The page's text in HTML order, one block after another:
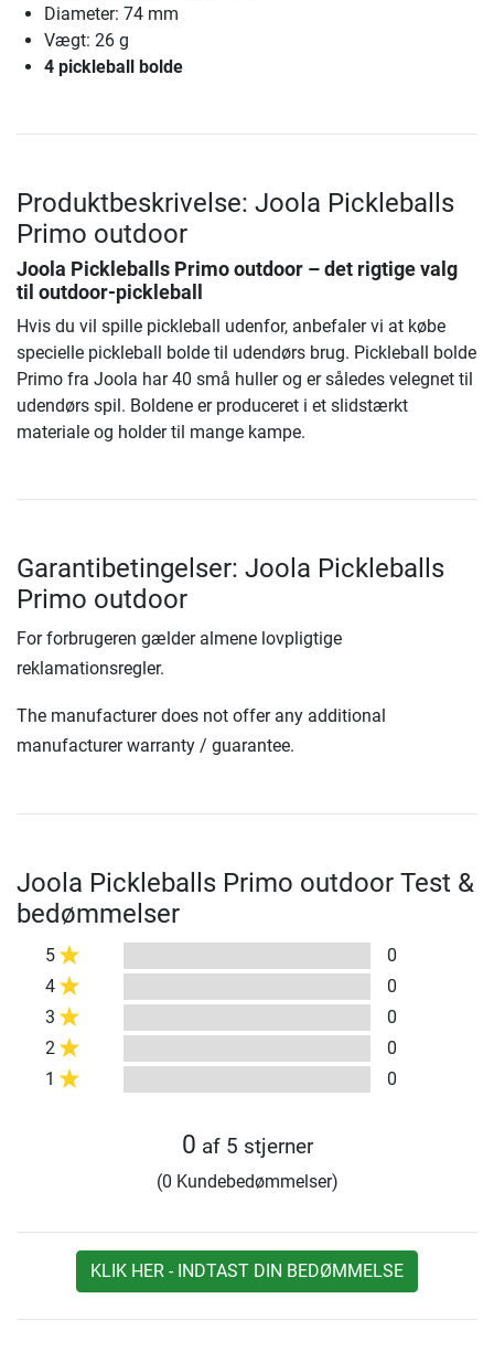
Diameter: 74 mm
Vægt: 26 g
4 pickleball bolde
Produktbeskrivelse: Joola Pickleballs
Primo outdoor
Joola Pickleballs Primo outdoor – det rigtige valg
til outdoor-pickleball
Hvis du vil spille pickleball udenfor, anbefaler vi at købe
specielle pickleball bolde til udendørs brug. Pickleball bolde
Primo fra Joola har 40 små huller og er således velegnet til
udendørs spil. Boldene er produceret i et slidstærkt
materiale og holder til mange kampe.
Garantibetingelser: Joola Pickleballs
Primo outdoor
For forbrugeren gælder almene lovpligtige
reklamationsregler.
The manufacturer does not offer any additional
manufacturer warranty / guarantee.
Joola Pickleballs Primo outdoor Test &
bedømmelser
5
0
4
0
3
0
2
0
1
0
0 af 5 stjerner
(0 Kundebedømmelser)
KLIK HER - INDTAST DIN BEDØMMELSE